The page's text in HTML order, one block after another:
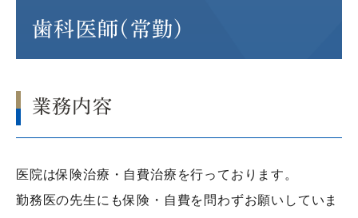
歯科医師(常勤)
業務内容
医院は保険治療 ・自費治療を行っております。
勤務医の先生にも保険・自費を問わずお願いしていま